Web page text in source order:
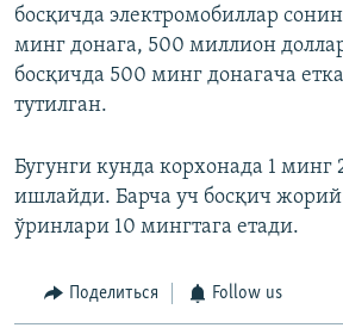
босқичда электромобиллар
минг донага, 500 миллион
босқичда 500 минг донагача
тутилган.
Бугунги кунда корхонада 1
ишлайди. Барча уч босқич
ўринлари 10 мингтага етади.
Поделиться Follow us